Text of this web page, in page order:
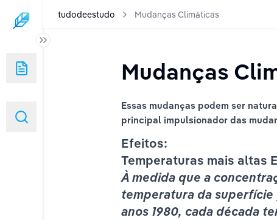
tudodeestudo Mudanças Climáticas
Mudanças
Essas mudanças podem ser
principal impulsionador das
Efeitos:
Temperaturas mais altas
À medida que a
temperatura da superfície
anos 1980, cada década